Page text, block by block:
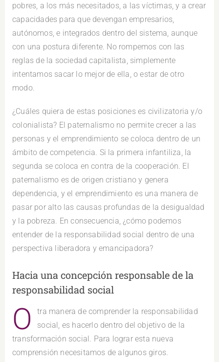
pobres, a los más necesitados, a las víctimas, y a crear
capacidades para que devengan empresarios,
autónomos, e integrados dentro del sistema, aunque
con una postura diferente. No rompemos con las
reglas de la sociedad capitalista, simplemente
intentamos sacar lo mejor de ella, o estar de otro
modo.
¿Cuáles quiera de estas posiciones es civilizatoria y/o
colonialista? El paternalismo no permite crecer a las
personas y el emprendimiento se coloca dentro de un
ámbito de competencia. Si la primera infantiliza, la
segunda se coloca en contra de la cooperación. El
paternalismo es de origen cristiano y genera
dependencia, y el emprendimiento es una manera de
pasar por alto las causas profundas de la desigualdad
y la pobreza. En consecuencia, ¿cómo podemos
entender de la responsabilidad social dentro de una
perspectiva liberadora y emancipadora?
Hacia una concepción responsable de la
responsabilidad social
O
tra manera de comprender la responsabilidad
social, es hacerlo dentro del objetivo de la
transformación social. Para lograr esta nueva
comprensión necesitamos de algunos giros.